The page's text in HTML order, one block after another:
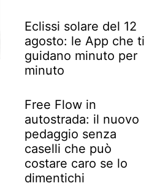
Eclissi solare del 12
agosto: le App che ti
guidano minuto per
minuto
Free Flow in
autostrada: il nuovo
pedaggio senza
caselli che può
costare caro se lo
dimentichi